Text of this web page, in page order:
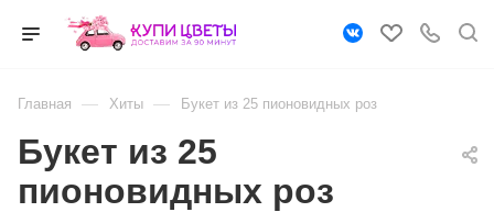
Главная — Хиты — Букет из 25 пионовидных роз
Букет из 25
пионовидных роз